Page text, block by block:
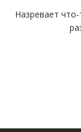
Назревает